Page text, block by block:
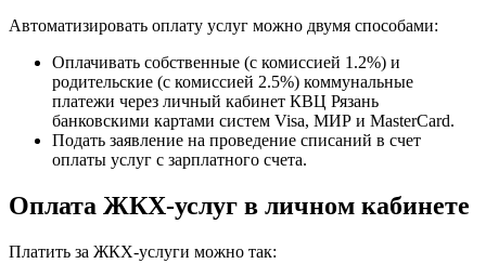
Автоматизировать оплату услуг можно двумя способами:
Оплачивать собственные (с комиссией 1.2%) и
родительские (с комиссией 2.5%) коммунальные
платежи через личный кабинет КВЦ Рязань
банковскими картами систем Visa, МИР и MasterCard.
Подать заявление на проведение списаний в счет
оплаты услуг с зарплатного счета.
Оплата ЖКХ-услуг в личном кабинете
Платить за ЖКХ-услуги можно так: